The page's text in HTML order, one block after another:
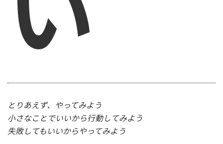
とりあえず、やってみよう
小さなことでいいから行動してみよう
失敗してもいいからやってみよう